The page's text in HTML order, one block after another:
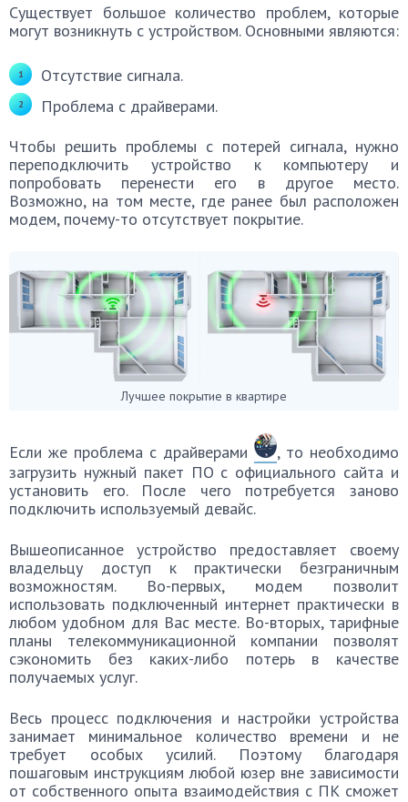
Существует большое количество проблем, которые
могут возникнуть с устройством. Основными являются:
Отсутствие сигнала.
Проблема с драйверами.
Чтобы решить проблемы с потерей сигнала, нужно
переподключить устройство к компьютеру и
попробовать перенести его в другое место.
Возможно, на том месте, где ранее был расположен
модем, почему-то отсутствует покрытие.
Лучшее покрытие в квартире
Если же проблема с драйверами
, то необходимо
загрузить нужный пакет ПО с официального сайта и
установить его. После чего потребуется заново
подключить используемый девайс.
Вышеописанное устройство предоставляет своему
владельцу доступ к практически безграничным
возможностям. Во-первых, модем позволит
использовать подключенный интернет практически в
любом удобном для Вас месте. Во-вторых, тарифные
планы телекоммуникационной компании позволят
сэкономить без каких-либо потерь в качестве
получаемых услуг.
Весь процесс подключения и настройки устройства
занимает минимальное количество времени и не
требует особых усилий. Поэтому благодаря
пошаговым инструкциям любой юзер вне зависимости
от собственного опыта взаимодействия с ПК сможет